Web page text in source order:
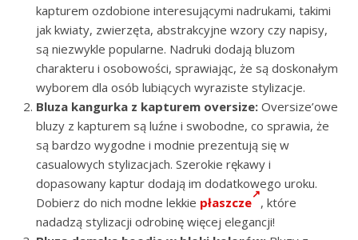
kapturem ozdobione interesującymi nadrukami, takimi
jak kwiaty, zwierzęta, abstrakcyjne wzory czy napisy,
są niezwykle popularne. Nadruki dodają bluzom
charakteru i osobowości, sprawiając, że są doskonałym
wyborem dla osób lubiących wyraziste stylizacje.
Bluza kangurka z kapturem oversize: Oversize’owe
bluzy z kapturem są luźne i swobodne, co sprawia, że
są bardzo wygodne i modnie prezentują się w
casualowych stylizacjach. Szerokie rękawy i
dopasowany kaptur dodają im dodatkowego uroku.
Dobierz do nich modne lekkie płaszcze , które
nadadzą stylizacji odrobinę więcej elegancji!